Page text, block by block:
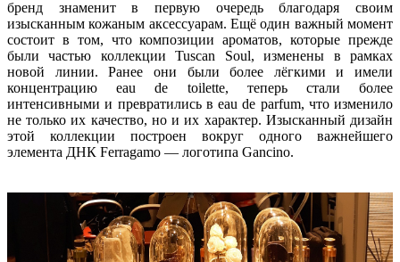
бренд знаменит в первую очередь благодаря своим
изысканным кожаным аксессуарам. Ещё один важный момент
состоит в том, что композиции ароматов, которые прежде
были частью коллекции Tuscan Soul, изменены в рамках
новой линии. Ранее они были более лёгкими и имели
концентрацию eau de toilette, теперь стали более
интенсивными и превратились в eau de parfum, что изменило
не только их качество, но и их характер. Изысканный дизайн
этой коллекции построен вокруг одного важнейшего
элемента ДНК Ferragamo — логотипа Gancino.